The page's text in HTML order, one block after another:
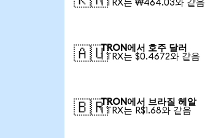
1 TRX는 ₩464.03와 같음
🇦🇺TRON에서 호주 달러
1 TRX는 $0.4672와 같음
🇧🇷TRON에서 브라질 헤알
1 TRX는 R$1.68와 같음